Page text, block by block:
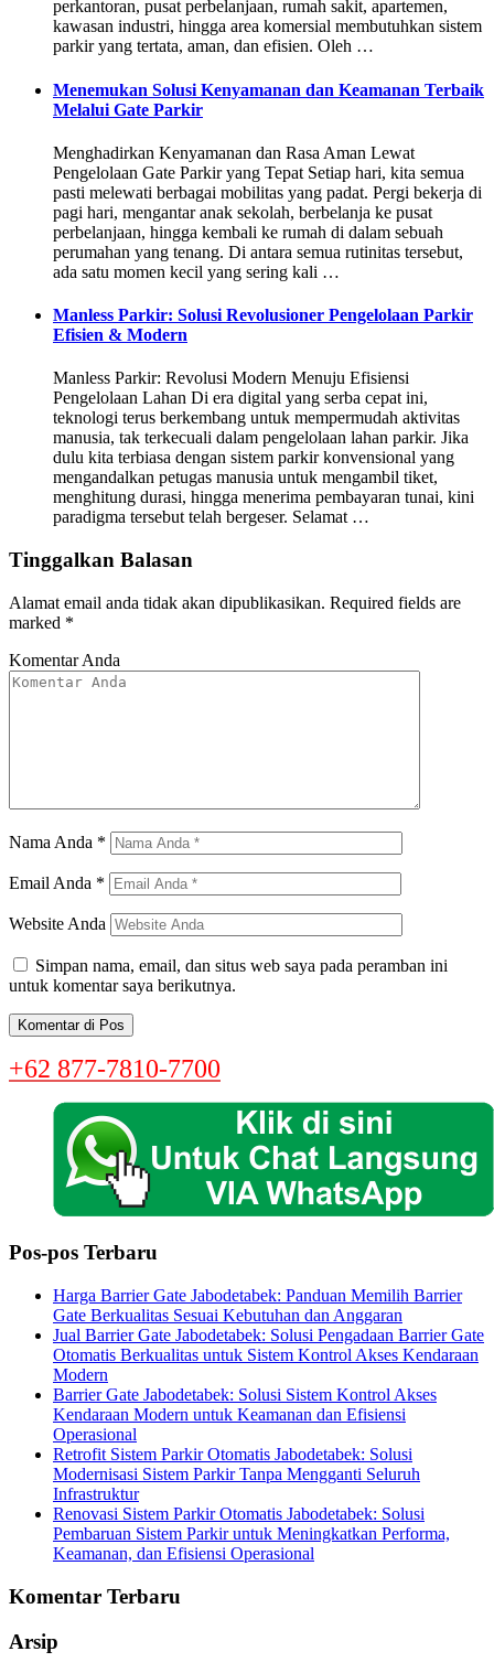
perkantoran, pusat perbelanjaan, rumah sakit, apartemen,
kawasan industri, hingga area komersial membutuhkan sistem
parkir yang tertata, aman, dan efisien. Oleh …
Menemukan Solusi Kenyamanan dan Keamanan Terbaik
Melalui Gate Parkir
Menghadirkan Kenyamanan dan Rasa Aman Lewat
Pengelolaan Gate Parkir yang Tepat Setiap hari, kita semua
pasti melewati berbagai mobilitas yang padat. Pergi bekerja di
pagi hari, mengantar anak sekolah, berbelanja ke pusat
perbelanjaan, hingga kembali ke rumah di dalam sebuah
perumahan yang tenang. Di antara semua rutinitas tersebut,
ada satu momen kecil yang sering kali …
Manless Parkir: Solusi Revolusioner Pengelolaan Parkir
Efisien & Modern
Manless Parkir: Revolusi Modern Menuju Efisiensi
Pengelolaan Lahan Di era digital yang serba cepat ini,
teknologi terus berkembang untuk mempermudah aktivitas
manusia, tak terkecuali dalam pengelolaan lahan parkir. Jika
dulu kita terbiasa dengan sistem parkir konvensional yang
mengandalkan petugas manusia untuk mengambil tiket,
menghitung durasi, hingga menerima pembayaran tunai, kini
paradigma tersebut telah bergeser. Selamat …
Tinggalkan Balasan
Alamat email anda tidak akan dipublikasikan. Required fields are
marked *
Komentar Anda
Nama Anda *
Email Anda *
Website Anda
Simpan nama, email, dan situs web saya pada peramban ini
untuk komentar saya berikutnya.
+62 877-7810-7700
Pos-pos Terbaru
Harga Barrier Gate Jabodetabek: Panduan Memilih Barrier
Gate Berkualitas Sesuai Kebutuhan dan Anggaran
Jual Barrier Gate Jabodetabek: Solusi Pengadaan Barrier Gate
Otomatis Berkualitas untuk Sistem Kontrol Akses Kendaraan
Modern
Barrier Gate Jabodetabek: Solusi Sistem Kontrol Akses
Kendaraan Modern untuk Keamanan dan Efisiensi
Operasional
Retrofit Sistem Parkir Otomatis Jabodetabek: Solusi
Modernisasi Sistem Parkir Tanpa Mengganti Seluruh
Infrastruktur
Renovasi Sistem Parkir Otomatis Jabodetabek: Solusi
Pembaruan Sistem Parkir untuk Meningkatkan Performa,
Keamanan, dan Efisiensi Operasional
Komentar Terbaru
Arsip